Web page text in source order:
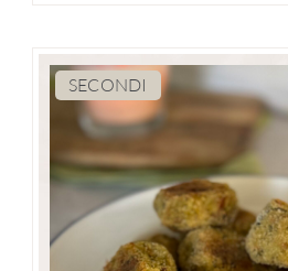
SECONDI